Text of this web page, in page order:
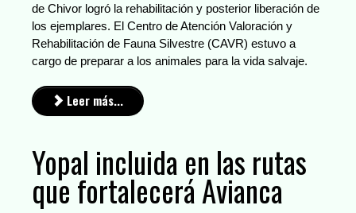
de Chivor logró la rehabilitación y posterior liberación de
los ejemplares. El Centro de Atención Valoración y
Rehabilitación de Fauna Silvestre (CAVR) estuvo a
cargo de preparar a los animales para la vida salvaje.
Leer más...
Yopal incluida en las rutas
que fortalecerá Avianca